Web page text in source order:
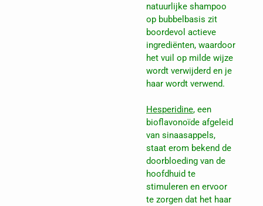
natuurlijke shampoo
op bubbelbasis zit
boordevol actieve
ingrediënten, waardoor
het vuil op milde wijze
wordt verwijderd en je
haar wordt verwend.
Hesperidine, een
bioflavonoïde afgeleid
van sinaasappels,
staat erom bekend de
doorbloeding van de
hoofdhuid te
stimuleren en ervoor
te zorgen dat het haar